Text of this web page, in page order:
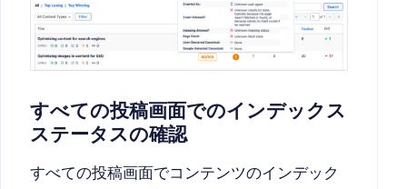
すべての投稿画面でのインデックス
ステータスの確認
すべての投稿画面でコンテンツのインデック